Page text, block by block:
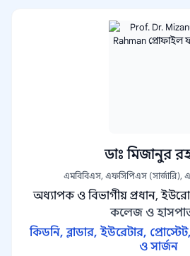
ডাঃ মিজানুর
এমবিবিএস, এফসিপিএস
অধ্যাপক ও বিভাগীয় প্রধান,
কলেজ ও
কিডনি, ব্লাডার, ইউরেটার,
ও সার্জন